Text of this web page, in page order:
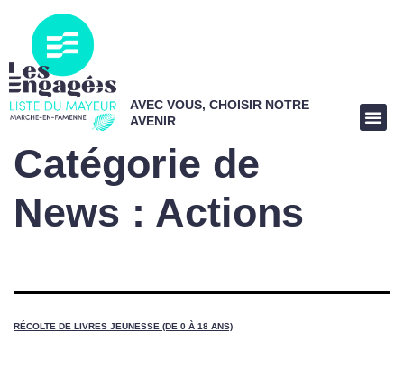
AVEC VOUS, CHOISIR NOTRE
AVENIR
Catégorie de
News : Actions
RÉCOLTE DE LIVRES JEUNESSE (DE 0 À 18 ANS)